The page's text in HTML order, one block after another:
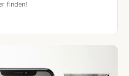
finden!